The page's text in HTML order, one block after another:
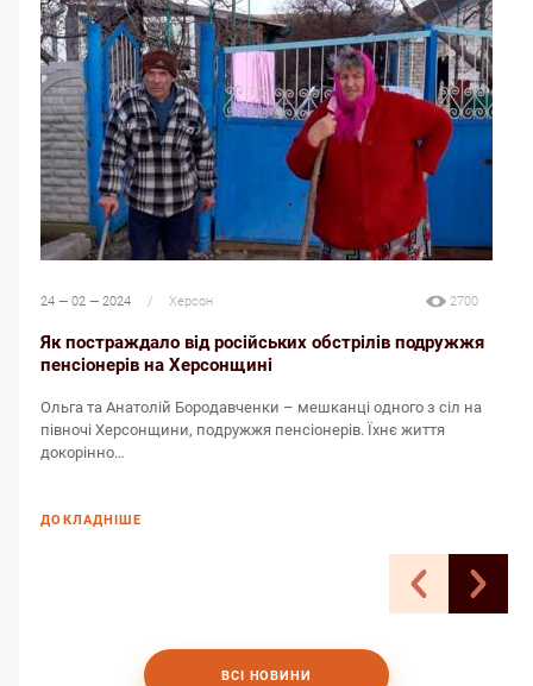
24 — 02 — 2024 / Херсон 2700
Як постраждало від російських обстрілів подружжя
пенсіонерів на Херсонщині
Ольга та Анатолій Бородавченки – мешканці одного з сіл на
півночі Херсонщини, подружжя пенсіонерів. Їхнє життя
докорінно…
ДОКЛАДНІШЕ
ВСІ НОВИНИ